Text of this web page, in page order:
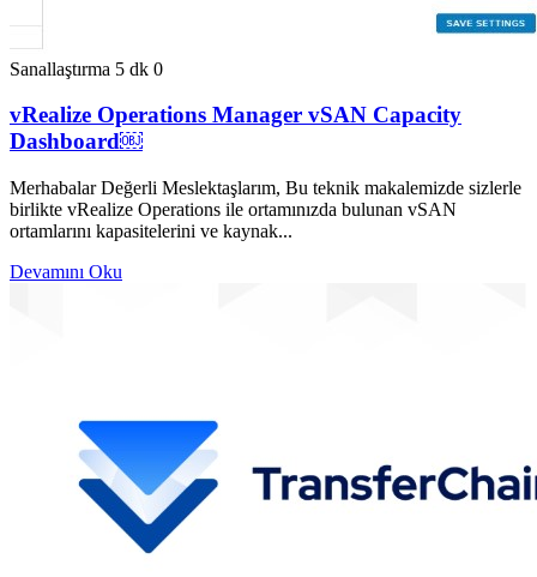
Sanallaştırma 5 dk 0
vRealize Operations Manager vSAN Capacity
Dashboard￼
Merhabalar Değerli Meslektaşlarım, Bu teknik makalemizde sizlerle
birlikte vRealize Operations ile ortamınızda bulunan vSAN
ortamlarını kapasitelerini ve kaynak...
Devamını Oku